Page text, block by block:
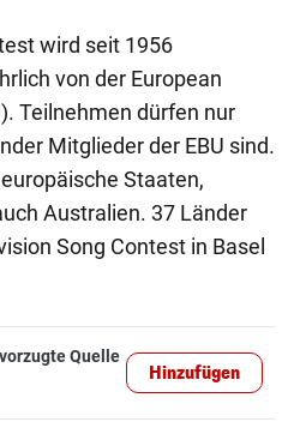
wird seit 1956
von der European
Teilnehmen dürfen nur
Mitglieder der EBU sind.
Staaten,
Australien. 37 Länder
Song Contest in Basel
Quelle
Hinzufügen